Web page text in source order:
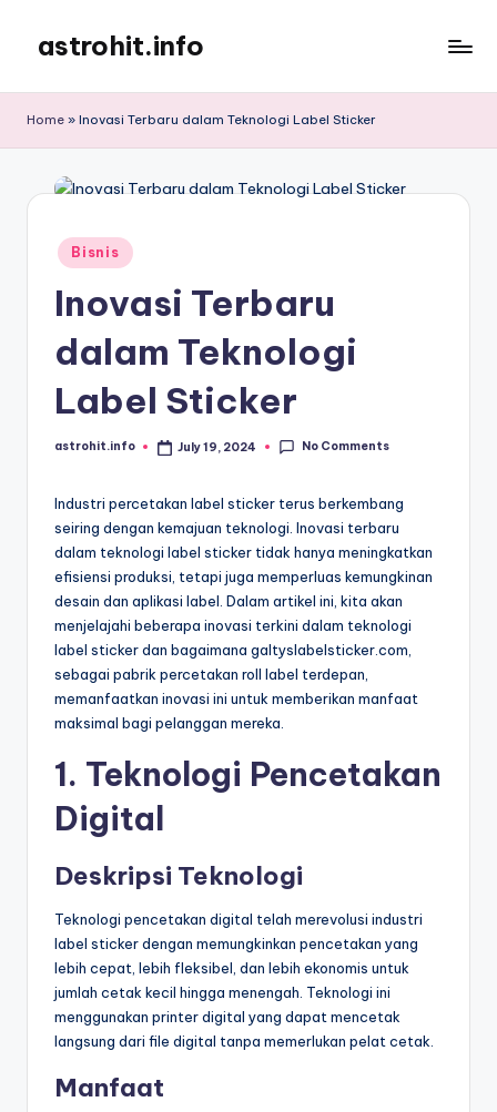
content
astrohit.info
Akurat
Home » Inovasi Terbaru dalam Teknologi Label Sticker
Posted
in
Bisnis
Inovasi Terbaru
dalam Teknologi
Label Sticker
Posted
astrohit.info July 19, 2024 No Comments
Industri percetakan label sticker terus berkembang
seiring dengan kemajuan teknologi. Inovasi terbaru
dalam teknologi label sticker tidak hanya meningkatkan
efisiensi produksi, tetapi juga memperluas kemungkinan
desain dan aplikasi label. Dalam artikel ini, kita akan
menjelajahi beberapa inovasi terkini dalam teknologi
label sticker dan bagaimana galtyslabelsticker.com,
sebagai pabrik percetakan roll label terdepan,
memanfaatkan inovasi ini untuk memberikan manfaat
maksimal bagi pelanggan mereka.
1. Teknologi Pencetakan
Digital
Deskripsi Teknologi
Teknologi pencetakan digital telah merevolusi industri
label sticker dengan memungkinkan pencetakan yang
lebih cepat, lebih fleksibel, dan lebih ekonomis untuk
jumlah cetak kecil hingga menengah. Teknologi ini
menggunakan printer digital yang dapat mencetak
langsung dari file digital tanpa memerlukan pelat cetak.
Manfaat